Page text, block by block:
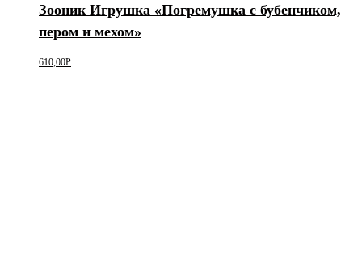
Зооник Игрушка «Погремушка с бубенчиком,
пером и мехом»
610,00Р